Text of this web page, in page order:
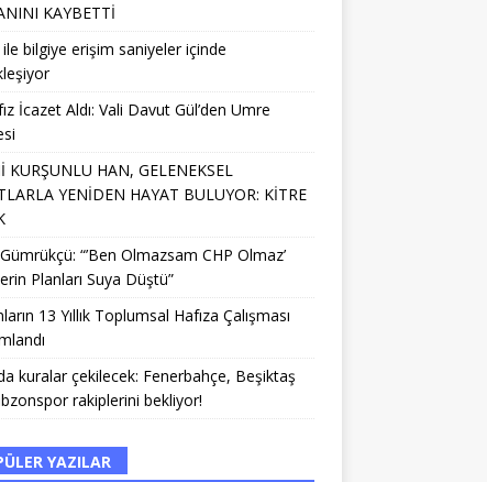
KAYBETTİ
bilgiye erişim saniyeler içinde
İcazet Aldı: Vali Davut Gül’den Umre
KURŞUNLU HAN, GELENEKSEL
YENİDEN HAYAT BULUYOR: KİTRE
Gümrükçü: “’Ben Olmazsam CHP Olmaz’
Planları Suya Düştü”
13 Yıllık Toplumsal Hafıza Çalışması
kuralar çekilecek: Fenerbahçe, Beşiktaş
rakiplerini bekliyor!
YAZILAR